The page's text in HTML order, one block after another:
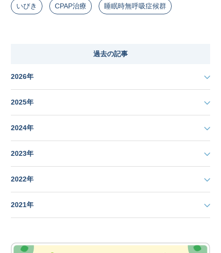
いびき CPAP治療 睡眠時無呼吸症候群
過去の記事
2026年
2025年
2024年
2023年
2022年
2021年